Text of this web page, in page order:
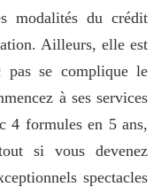
modalités du crédit
Ailleurs, elle est
pas se complique le
à ses services
4 formules en 5 ans,
si vous devenez
spectacles